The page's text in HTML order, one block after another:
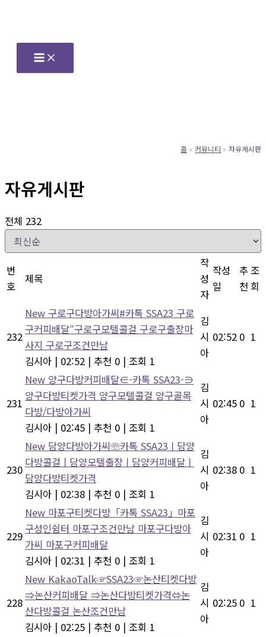
홈 커뮤니티 자유게시판
자유게시판
전체 232
번
호
제목
작
성
자
작성
일
추
천
조
회
232
New 구로구다방아가씨#카톡 SSA23 구로
구커피배달″구로구모텔콜걸 구로구출장마
사지 구로구조건만남
김시아 | 02:52 | 추천 0 | 조회 1
김
시
아
02:52 0 1
231
New 양구다방커피배달∈-카톡 SSA23-∋
양구다방티켓가격 양구모텔콜걸 양구골목
다방/다방아가씨
김시아 | 02:45 | 추천 0 | 조회 1
김
시
아
02:45 0 1
230
New 담양다방아가씨☏카톡 SSA23ㅣ담양
다방콜걸ㅣ담양모텔출장ㅣ담양커피배달ㅣ
담양다방티켓가격
김시아 | 02:38 | 추천 0 | 조회 1
김
시
아
02:38 0 1
229
New 마포구티켓다방「카톡 SSA23」마포
구성인쉼터 마포구조건만남 마포구다방아
가씨 마포구커피배달
김시아 | 02:31 | 추천 0 | 조회 1
김
시
아
02:31 0 1
228
New KakaoTalk☞SSA23☞논산티켓다방
⇒논산커피배달 ⇒논산다방티켓가격⇔논
산다방콜걸 논산조건만남
김시아 | 02:25 | 추천 0 | 조회 1
김
시
아
02:25 0 1